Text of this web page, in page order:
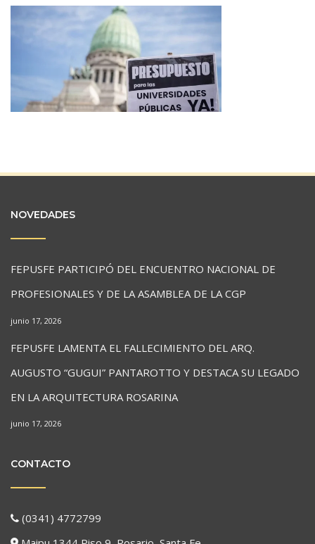
NOVEDADES
FEPUSFE PARTICIPÓ DEL ENCUENTRO NACIONAL DE
PROFESIONALES Y DE LA ASAMBLEA DE LA CGP
junio 17, 2026
FEPUSFE LAMENTA EL FALLECIMIENTO DEL ARQ.
AUGUSTO “GUGUI” PANTAROTTO Y DESTACA SU LEGADO
EN LA ARQUITECTURA ROSARINA
junio 17, 2026
CONTACTO
(0341) 4772799